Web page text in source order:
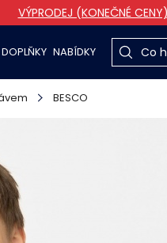
VÝPRODEJ (KONEČNÉ
DOPLŇKY NABÍDKY
BESCO